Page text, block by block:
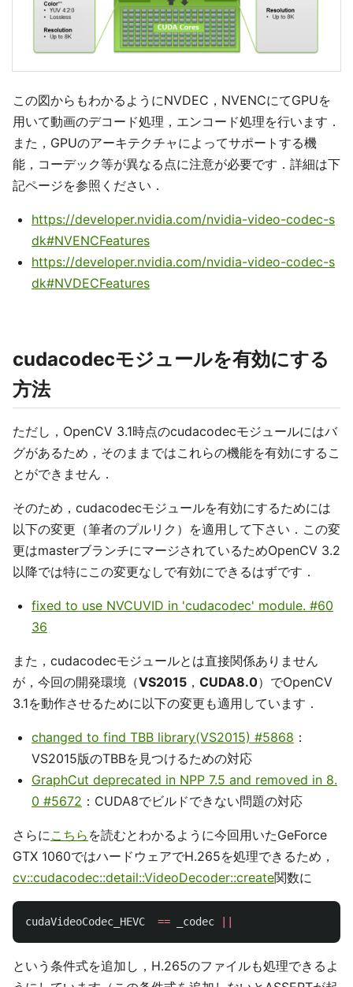
この図からもわかるようにNVDEC，NVENCにてGPUを
用いて動画のデコード処理，エンコード処理を行います．
また，GPUのアーキテクチャによってサポートする機
能，コーデック等が異なる点に注意が必要です．詳細は下
記ページを参照ください．
https://developer.nvidia.com/nvidia-video-codec-s
dk#NVENCFeatures
https://developer.nvidia.com/nvidia-video-codec-s
dk#NVDECFeatures
cudacodecモジュールを有効にする
方法
ただし，OpenCV 3.1時点のcudacodecモジュールにはバ
グがあるため，そのままではこれらの機能を有効にするこ
とができません．
そのため，cudacodecモジュールを有効にするためには
以下の変更（筆者のプルリク）を適用して下さい．この変
更はmasterブランチにマージされているためOpenCV 3.2
以降では特にこの変更なしで有効にできるはずです．
fixed to use NVCUVID in 'cudacodec' module. #60
36
また，cudacodecモジュールとは直接関係ありません
が，今回の開発環境（VS2015 ， CUDA8.0）でOpenCV
3.1を動作させるために以下の変更も適用しています．
changed to find TBB library(VS2015) #5868 ：
VS2015版のTBBを見つけるための対応
GraphCut deprecated in NPP 7.5 and removed in 8.
0 #5672 ：CUDA8でビルドできない問題の対応
さらにこちら を読むとわかるように今回用いたGeForce
GTX 1060ではハードウェアでH.265を処理できるため，
cv::cudacodec::detail::VideoDecoder::create関数に
cudaVideoCodec_HEVC == _codec
という条件式を追加し，H.265のファイルも処理できるよ